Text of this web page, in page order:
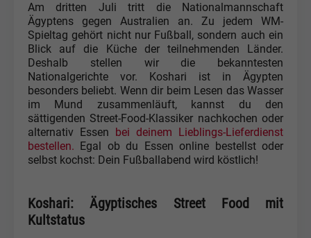
Am dritten Juli tritt die Nationalmannschaft
Ägyptens gegen Australien an. Zu jedem WM-
Spieltag gehört nicht nur Fußball, sondern auch ein
Blick auf die Küche der teilnehmenden Länder.
Deshalb stellen wir die bekanntesten
Nationalgerichte vor. Koshari ist in Ägypten
besonders beliebt. Wenn dir beim Lesen das Wasser
im Mund zusammenläuft, kannst du den
sättigenden Street-Food-Klassiker nachkochen oder
alternativ Essen bei deinem Lieblings-Lieferdienst
bestellen. Egal ob du Essen online bestellst oder
selbst kochst: Dein Fußballabend wird köstlich!
Koshari: Ägyptisches Street Food mit
Kultstatus